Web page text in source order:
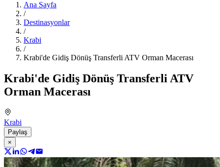
Ana Sayfa
/
Destinasyonlar
/
Krabi
/
Krabi'de Gidiş Dönüş Transferli ATV Orman Macerası
Krabi'de Gidiş Dönüş Transferli ATV
Orman Macerası
Krabi
Paylaş
×